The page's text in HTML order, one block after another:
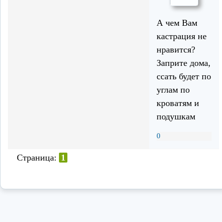
А чем Вам
кастрация не
нравится?
Заприте дома,
ссать будет по
углам по
кроватям и
подушкам
0
Страница: 1